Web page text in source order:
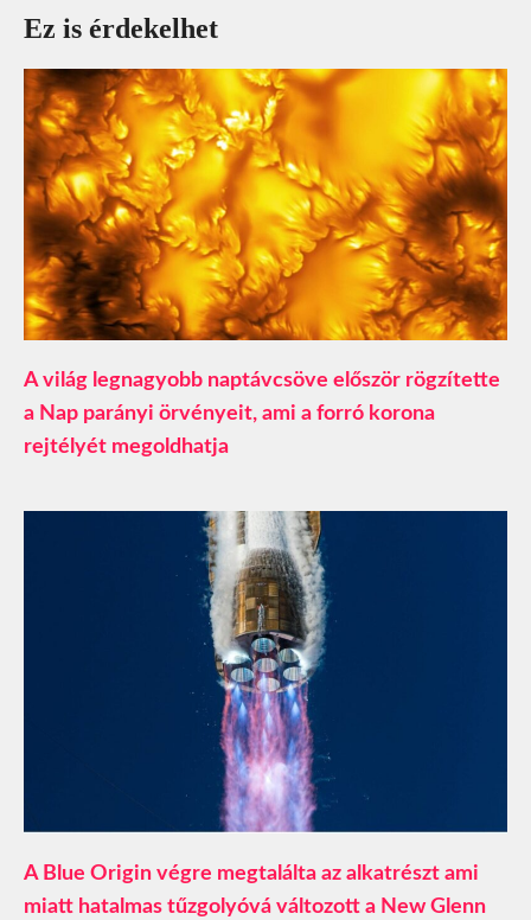
Ez is érdekelhet
A világ legnagyobb naptávcsöve először rögzítette
a Nap parányi örvényeit, ami a forró korona
rejtélyét megoldhatja
A Blue Origin végre megtalálta az alkatrészt ami
miatt hatalmas tűzgolyóvá változott a New Glenn